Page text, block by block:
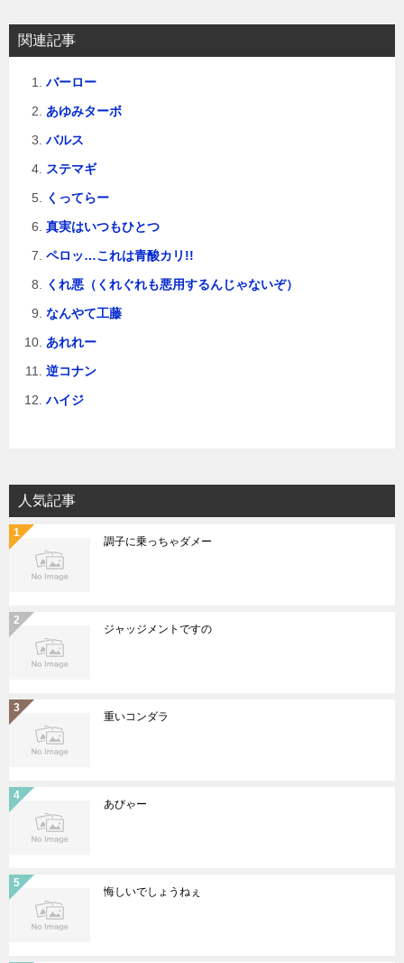
関連記事
バーロー
あゆみターボ
バルス
ステマギ
くってらー
真実はいつもひとつ
ペロッ…これは青酸カリ!!
くれ悪（くれぐれも悪用するんじゃないぞ）
なんやて工藤
あれれー
逆コナン
ハイジ
人気記事
調子に乗っちゃダメー
ジャッジメントですの
重いコンダラ
あびゃー
悔しいでしょうねぇ